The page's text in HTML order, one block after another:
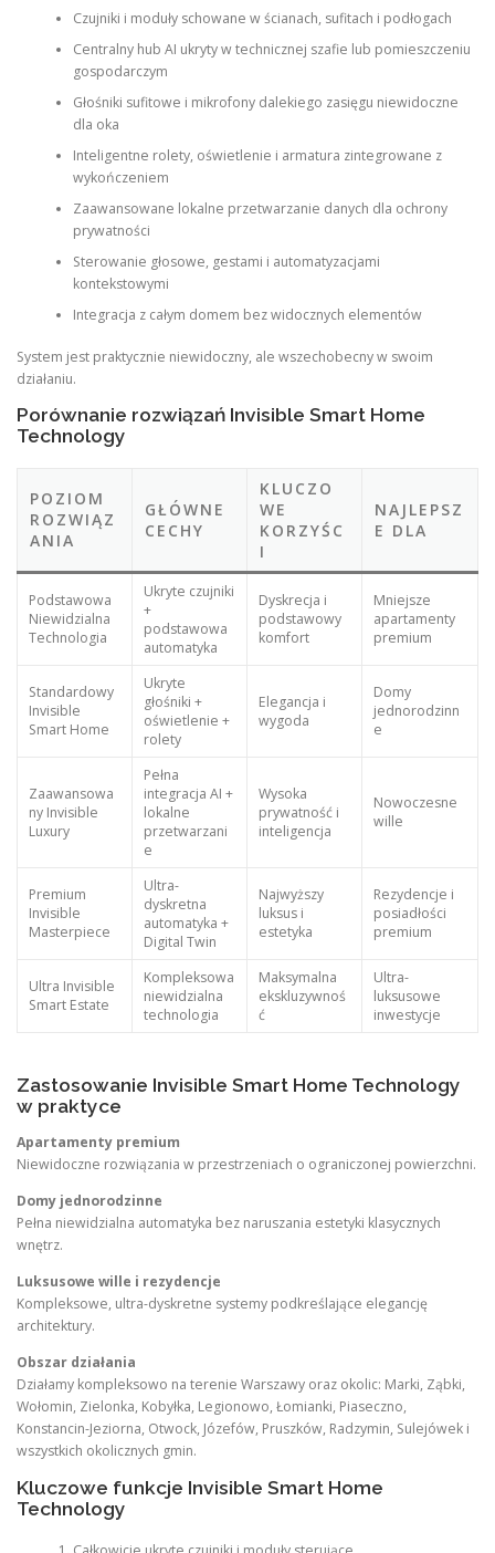
Czujniki i moduły schowane w ścianach, sufitach i podłogach
Centralny hub AI ukryty w technicznej szafie lub pomieszczeniu
gospodarczym
Głośniki sufitowe i mikrofony dalekiego zasięgu niewidoczne
dla oka
Inteligentne rolety, oświetlenie i armatura zintegrowane z
wykończeniem
Zaawansowane lokalne przetwarzanie danych dla ochrony
prywatności
Sterowanie głosowe, gestami i automatyzacjami
kontekstowymi
Integracja z całym domem bez widocznych elementów
System jest praktycznie niewidoczny, ale wszechobecny w swoim
działaniu.
Porównanie rozwiązań Invisible Smart Home
Technology
POZIOM
ROZWIĄZ
ANIA
GŁÓWNE
CECHY
KLUCZO
WE
KORZYŚC
I
NAJLEPSZ
E DLA
Podstawowa
Niewidzialna
Technologia
Ukryte czujniki
+
podstawowa
automatyka
Dyskrecja i
podstawowy
komfort
Mniejsze
apartamenty
premium
Standardowy
Invisible
Smart Home
Ukryte
głośniki +
oświetlenie +
rolety
Elegancja i
wygoda
Domy
jednorodzinn
e
Zaawansowa
ny Invisible
Luxury
Pełna
integracja AI +
lokalne
przetwarzani
e
Wysoka
prywatność i
inteligencja
Nowoczesne
wille
Premium
Invisible
Masterpiece
Ultra-
dyskretna
automatyka +
Digital Twin
Najwyższy
luksus i
estetyka
Rezydencje i
posiadłości
premium
Ultra Invisible
Smart Estate
Kompleksowa
niewidzialna
technologia
Maksymalna
ekskluzywnoś
ć
Ultra-
luksusowe
inwestycje
Zastosowanie Invisible Smart Home Technology
w praktyce
Apartamenty premium
Niewidoczne rozwiązania w przestrzeniach o ograniczonej powierzchni.
Domy jednorodzinne
Pełna niewidzialna automatyka bez naruszania estetyki klasycznych
wnętrz.
Luksusowe wille i rezydencje
Kompleksowe, ultra-dyskretne systemy podkreślające elegancję
architektury.
Obszar działania
Działamy kompleksowo na terenie Warszawy oraz okolic: Marki, Ząbki,
Wołomin, Zielonka, Kobyłka, Legionowo, Łomianki, Piaseczno,
Konstancin-Jeziorna, Otwock, Józefów, Pruszków, Radzymin, Sulejówek i
wszystkich okolicznych gmin.
Kluczowe funkcje Invisible Smart Home
Technology